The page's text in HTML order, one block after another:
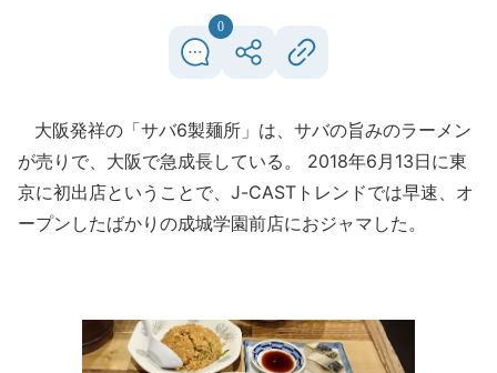
0
大阪発祥の「サバ6製麺所」は、サバの旨みのラーメン
が売りで、大阪で急成長している。 2018年6月13日に東
京に初出店ということで、J-CASTトレンドでは早速、オ
ープンしたばかりの成城学園前店におジャマした。